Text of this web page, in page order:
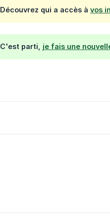
Découvrez qui a accès à vos
C'est parti, je fais une